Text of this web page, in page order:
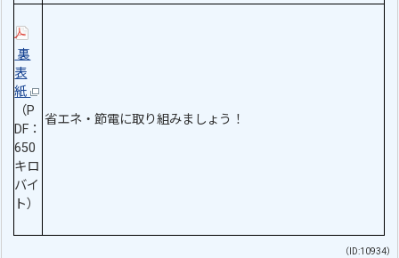
裏
表
紙
（P
DF：
650
キロ
バイ
ト）
省エネ・節電に取り組みましょう！
（ID:10934）